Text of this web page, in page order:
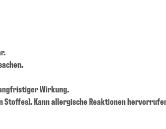
Wirkung.
Stoffes). Kann allergische Reaktionen